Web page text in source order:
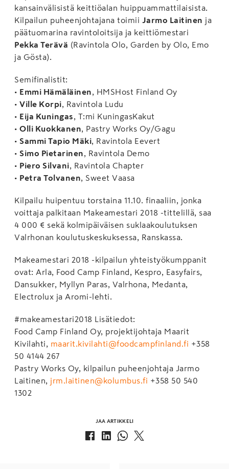
kansainvälisistä keittiöalan huippuammattilaisista.
Kilpailun puheenjohtajana toimii Jarmo Laitinen ja
päätuomarina ravintoloitsija ja keittiömestari
Pekka Terävä (Ravintola Olo, Garden by Olo, Emo
ja Gösta).
Semifinalistit:
• Emmi Hämäläinen , HMSHost Finland Oy
• Ville Korpi , Ravintola Ludu
• Eija Kuningas , T:mi KuningasKakut
• Olli Kuokkanen , Pastry Works Oy/Gagu
• Sammi Tapio Mäki , Ravintola Eevert
• Simo Pietarinen , Ravintola Demo
• Piero Silvani , Ravintola Chapter
• Petra Tolvanen , Sweet Vaasa
Kilpailu huipentuu torstaina 11.10. finaaliin, jonka
voittaja palkitaan Makeamestari 2018 -tittelillä, saa
4 000 € sekä kolmipäiväisen suklaakoulutuksen
Valrhonan koulutuskeskuksessa, Ranskassa.
Makeamestari 2018 -kilpailun yhteistyökumppanit
ovat: Arla, Food Camp Finland, Kespro, Easyfairs,
Dansukker, Myllyn Paras, Valrhona, Medanta,
Electrolux ja Aromi-lehti.
#makeamestari2018 Lisätiedot:
Food Camp Finland Oy, projektijohtaja Maarit
Kivilahti, maarit.kivilahti@foodcampfinland.fi +358
50 4144 267
Pastry Works Oy, kilpailun puheenjohtaja Jarmo
Laitinen, jrm.laitinen@kolumbus.fi +358 50 540
1302
JAA ARTIKKELI